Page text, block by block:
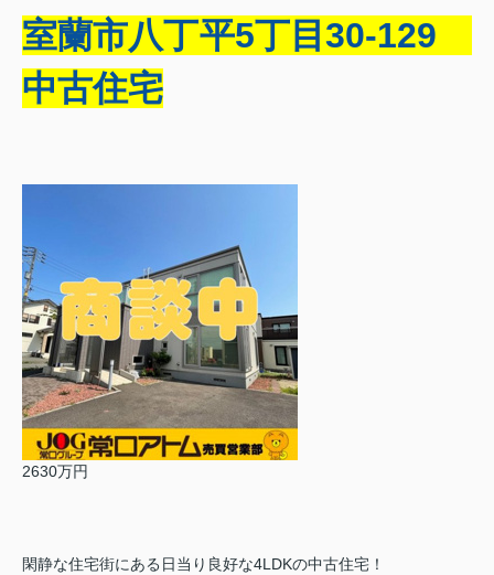
室蘭市八丁平5丁目30-129
中古住宅
2630万円
閑静な住宅街にある日当り良好な4LDKの中古住宅！